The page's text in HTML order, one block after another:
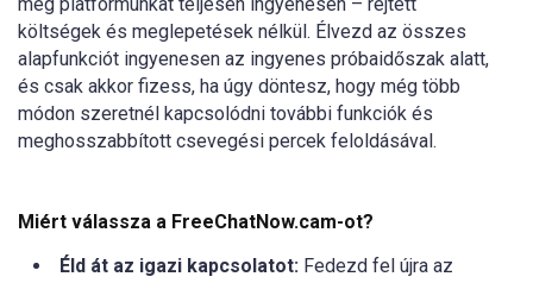
költségek és meglepetések nélkül. Élvezd az összes
alapfunkciót ingyenesen az ingyenes próbaidőszak alatt,
és csak akkor fizess, ha úgy döntesz, hogy még több
módon szeretnél kapcsolódni további funkciók és
meghosszabbított csevegési percek feloldásával.
Miért válassza a FreeChatNow.cam-ot?
Éld át az igazi kapcsolatot: Fedezd fel újra az